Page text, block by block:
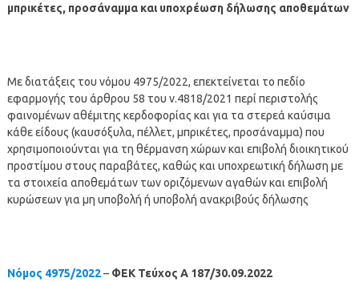
μπρικέτες, προσάναμμα και υποχρέωση δήλωσης αποθεμάτων
Με διατάξεις του νόμου 4975/2022, επεκτείνεται το πεδίο
εφαρμογής του άρθρου 58 του ν.4818/2021 περί περιστολής
φαινομένων αθέμιτης κερδοφορίας και για τα στερεά καύσιμα
κάθε είδους (καυσόξυλα, πέλλετ, μπρικέτες, προσάναμμα) που
χρησιμοποιούνται για τη θέρμανση χώρων και επιβολή διοικητικού
προστίμου στους παραβάτες, καθώς και υποχρεωτική δήλωση με
τα στοιχεία αποθεμάτων των οριζόμενων αγαθών και επιβολή
κυρώσεων για μη υποβολή ή υποβολή ανακριβούς δήλωσης
Νόμος 4975/2022– ΦΕΚ Τεύχος Α 187/30.09.2022